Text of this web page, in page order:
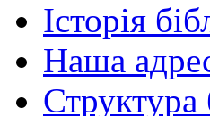
Історія
Наша
Структура